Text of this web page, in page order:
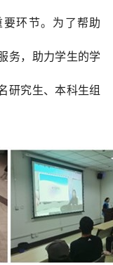
环节。为了帮助
务，助力学生的学
研究生、本科生组